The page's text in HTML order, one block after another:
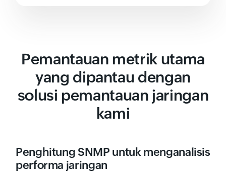
Pemantauan metrik utama
yang dipantau dengan
solusi pemantauan jaringan
kami
Penghitung SNMP untuk menganalisis
performa jaringan